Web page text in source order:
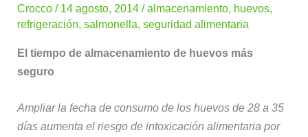
Crocco/ 14 agosto, 2014/almacenamiento, huevos,
refrigeración,salmonella,seguridad alimentaria
El tiempo de almacenamiento de huevos más
seguro
Ampliar la fecha de consumo de los huevos de 28 a 35
días aumenta el riesgo de intoxicación alimentaria por